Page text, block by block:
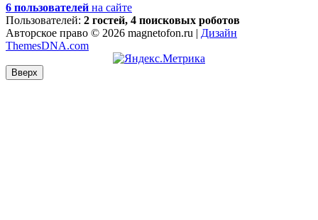
6 пользователей на сайте
Пользователей: 2 гостей, 4 поисковых роботов
Авторское право © 2026 magnetofon.ru | Дизайн
ThemesDNA.com
Вверх